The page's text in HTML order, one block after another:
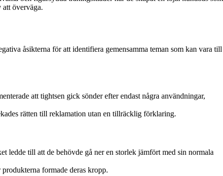
att överväga.
åsikterna för att identifiera gemensamma teman som kan vara till
att tightsen gick sönder efter endast några användningar,
rätten till reklamation utan en tillräcklig förklaring.
ledde till att de behövde gå ner en storlek jämfört med sin normala
formade deras kropp.